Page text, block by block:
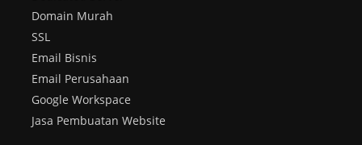
Domain Murah
SSL
Email Bisnis
Email Perusahaan
Google Workspace
Jasa Pembuatan Website